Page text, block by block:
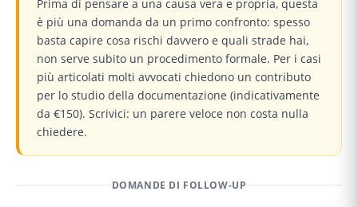
Prima di pensare a una causa vera e propria, questa
è più una domanda da un primo confronto: spesso
basta capire cosa rischi davvero e quali strade hai,
non serve subito un procedimento formale. Per i casi
più articolati molti avvocati chiedono un contributo
per lo studio della documentazione (indicativamente
da €150). Scrivici: un parere veloce non costa nulla
chiedere.
DOMANDE DI FOLLOW-UP